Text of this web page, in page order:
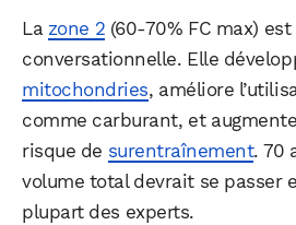
La zone 2 (60-70% FC max)
conversationnelle. Elle
mitochondries, améliore
comme carburant, et
risque de surentraînement. 70
volume total devrait se passer
plupart des experts.